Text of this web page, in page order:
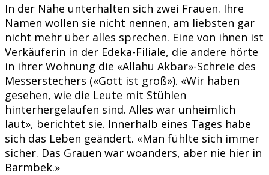
In der Nähe unterhalten sich zwei Frauen. Ihre
Namen wollen sie nicht nennen, am liebsten gar
nicht mehr über alles sprechen. Eine von ihnen ist
Verkäuferin in der Edeka-Filiale, die andere hörte
in ihrer Wohnung die «Allahu Akbar»-Schreie des
Messerstechers («Gott ist groß»). «Wir haben
gesehen, wie die Leute mit Stühlen
hinterhergelaufen sind. Alles war unheimlich
laut», berichtet sie. Innerhalb eines Tages habe
sich das Leben geändert. «Man fühlte sich immer
sicher. Das Grauen war woanders, aber nie hier in
Barmbek.»